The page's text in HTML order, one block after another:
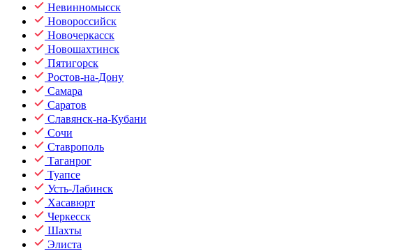
Невинномысск
Новороссийск
Новочеркасск
Новошахтинск
Пятигорск
Ростов-на-Дону
Самара
Саратов
Славянск-на-Кубани
Сочи
Ставрополь
Таганрог
Туапсе
Усть-Лабинск
Хасавюрт
Черкесск
Шахты
Элиста